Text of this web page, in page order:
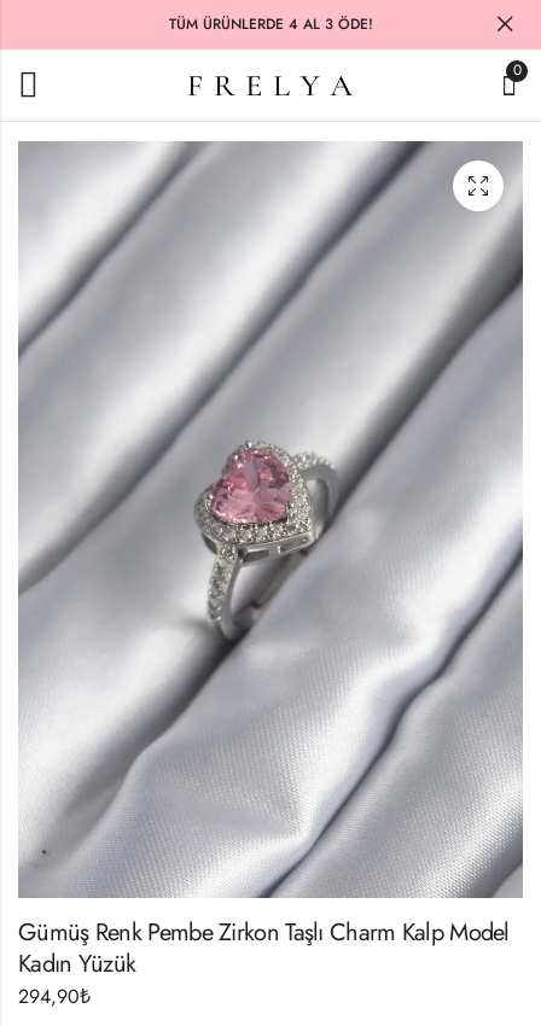
TÜM ÜRÜNLERDE 4 AL 3 ÖDE!
0
Gümüş Renk Pembe Zirkon Taşlı Charm Kalp Model
Kadın Yüzük
294,90₺